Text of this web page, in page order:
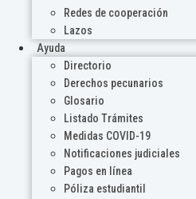
Redes de cooperación
Lazos
Ayuda
Directorio
Derechos pecunarios
Glosario
Listado Trámites
Medidas COVID-19
Notificaciones judiciales
Pagos en línea
Póliza estudiantil